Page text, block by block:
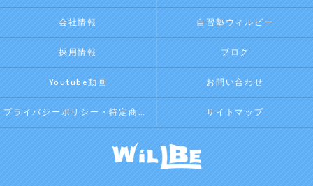
会社情報 自習塾ウィルビー
採用情報 ブログ
Youtube動画 お問い合わせ
プライバシーポリシー・特定商取引法に基づく表記 サイトマップ